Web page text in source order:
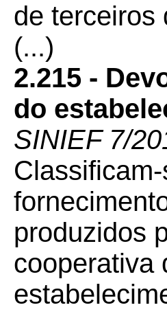
de terceiros
(...)
2.215 -
do
SINIEF 7/
produzidos
cooperativa